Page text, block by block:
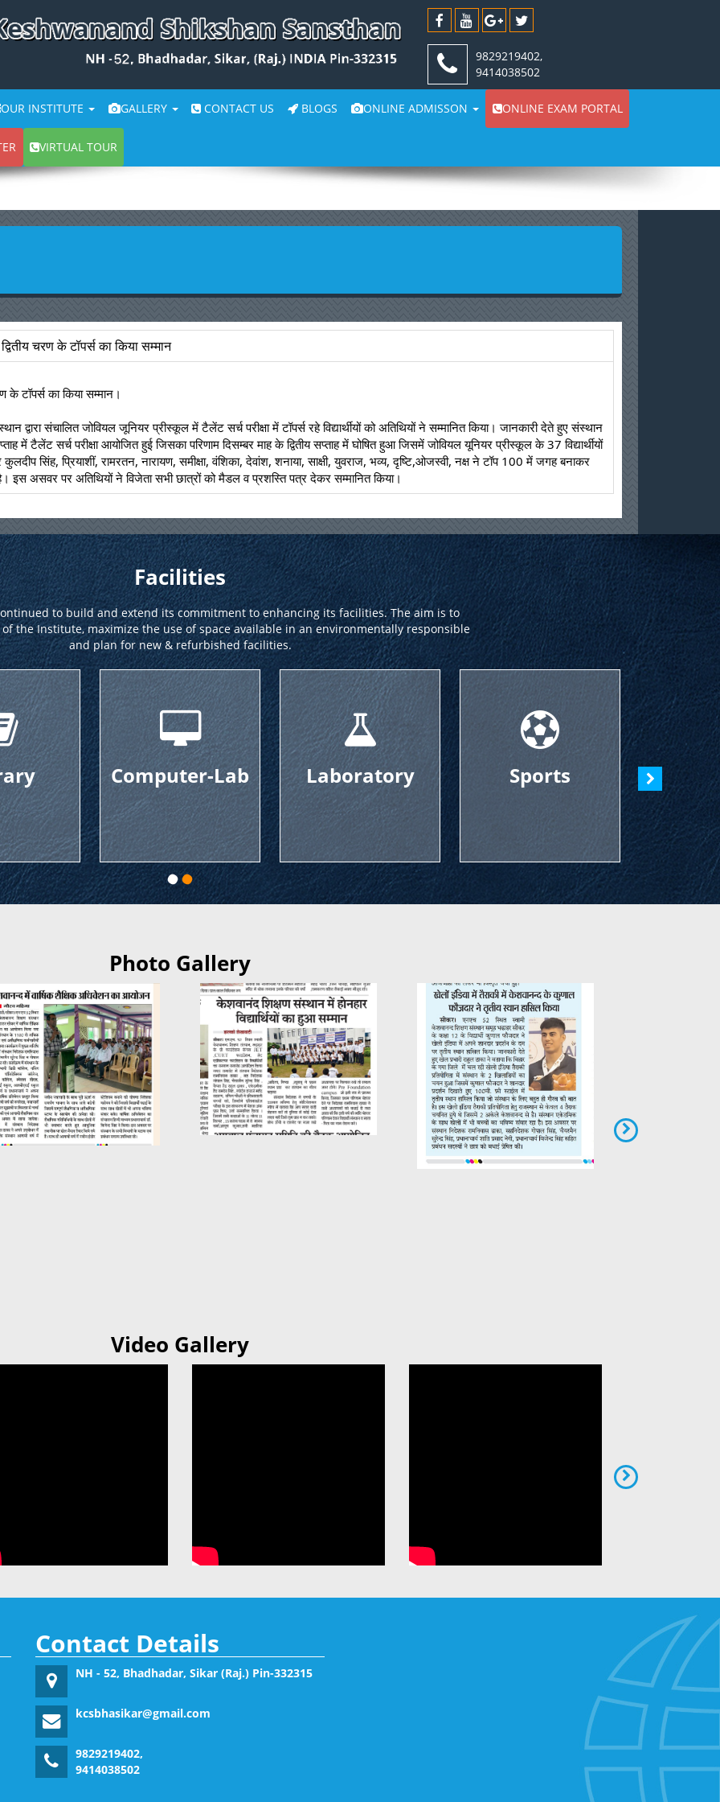
9829219402,
9414038502
OUR INSTITUTE GALLERY CONTACT US BLOGS ONLINE ADMISSON ONLINE EXAM PORTAL
VIRTUAL TOUR
चरण के टॉपर्स का किया सम्मान
के टॉपर्स का किया सम्मान।
में टैलेंट सर्च परीक्षा आयोजित हुई जिसका परिणाम दिसम्बर माह के द्वितीय सप्ताह में घोषित हुआ जिसमें जोवियल यूनियर प्रीस्कूल के 37 विद्यार्थीयों
सिंह, प्रियाशीं, रामरतन, नारायण, समीक्षा, वंशिका, देवांश, शनाया, साक्षी, युवराज, भव्य, दृष्टि,ओजस्वी, नक्ष ने टॉप 100 में जगह बनाकर
इस असवर पर अतिथियों ने विजेता सभी छात्रों को मैडल व प्रशस्ति पत्र देकर सम्मानित किया।
Facilities
to build and extend its commitment to enhancing its facilities. The aim is to
the Institute, maximize the use of space available in an environmentally responsible
and plan for new & refurbished facilities.
Lab Laboratory Sports Art-Studies
Photo Gallery
Video Gallery
Contact Details
NH - 52, Bhadhadar, Sikar (Raj.) Pin-332315
kcsbhasikar@gmail.com
9829219402,
9414038502